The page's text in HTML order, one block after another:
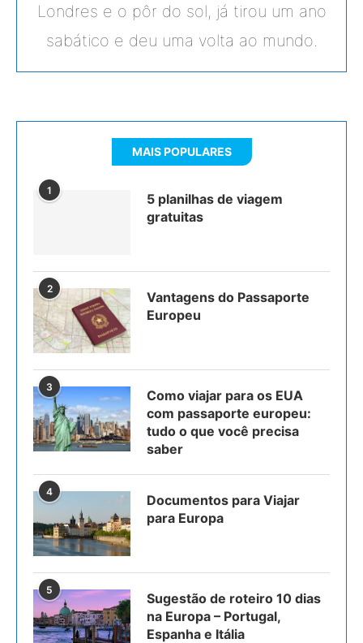
Londres e o pôr do sol, já tirou um ano
sabático e deu uma volta ao mundo.
MAIS POPULARES
1
5 planilhas de viagem
gratuitas
2
Vantagens do Passaporte
Europeu
3
Como viajar para os EUA
com passaporte europeu:
tudo o que você precisa
saber
4
Documentos para Viajar
para Europa
5
Sugestão de roteiro 10 dias
na Europa – Portugal,
Espanha e Itália